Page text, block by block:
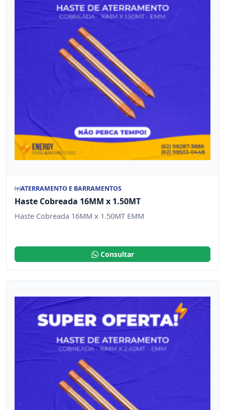
ATERRAMENTO E BARRAMENTOS
Haste Cobreada 16MM x 1.50MT
Haste Cobreada 16MM x 1.50MT EMM
Consultar